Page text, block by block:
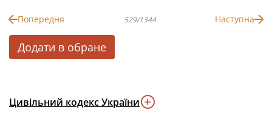
Попередня 529/1344 Наступна
Додати в обране
Цивільний кодекс України